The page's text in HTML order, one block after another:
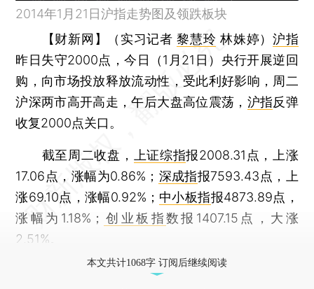
2014年1月21日沪指走势图及领跌板块
【财新网】（实习记者黎慧玲 林姝婷） 沪指
昨日失守2000点，今日（1月21日）央行开展逆回
购，向市场投放释放流动性，受此利好影响，周二
沪深两市高开高走，午后大盘高位震荡， 沪指反弹
收复2000点关口。
截至周二收盘， 上证综指报2008.31点，上涨
17.06点，涨幅为0.86%； 深成指报7593.43点，上
涨69.10点，涨幅0.92%； 中小板指报4873.89点，
涨幅为1.18%； 创业板指数报1407.15点，大涨
2.51%。
本文共计1068字 订阅后继续阅读